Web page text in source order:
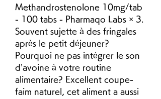
Methandrostenolone 10mg/tab
- 100 tabs - Pharmaqo Labs × 3.
Souvent sujette à des fringales
après le petit déjeuner?
Pourquoi ne pas intégrer le son
d’avoine à votre routine
alimentaire? Excellent coupe-
faim naturel, cet aliment a aussi